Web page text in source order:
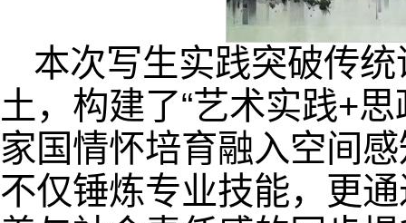
本次写生实践突破传
土，构建了“艺术实践+
家国情怀培育融入空间
不仅锤炼专业技能，更